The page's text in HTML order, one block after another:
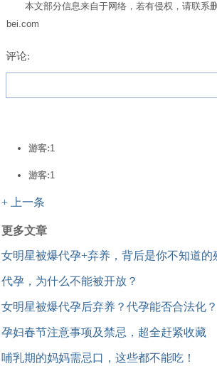
本文部分信息来自于网络，若有侵权，请联系
bei.com
评论:
游客:1
游客:1
+ 上一条
更多文章
女明星被爆代孕+弃养，背后是你不知道的
代孕，为什么不能被开放？
女明星被爆代孕后弃养？代孕能否合法化？
孕妇春节注意事项及禁忌，超全赶紧收藏
哺乳期的妈妈需忌口，这些都不能吃！